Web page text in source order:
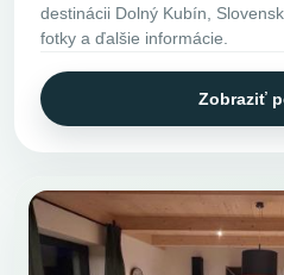
destinácii Dolný Kubín,
fotky a ďalšie informácie.
Zobraziť